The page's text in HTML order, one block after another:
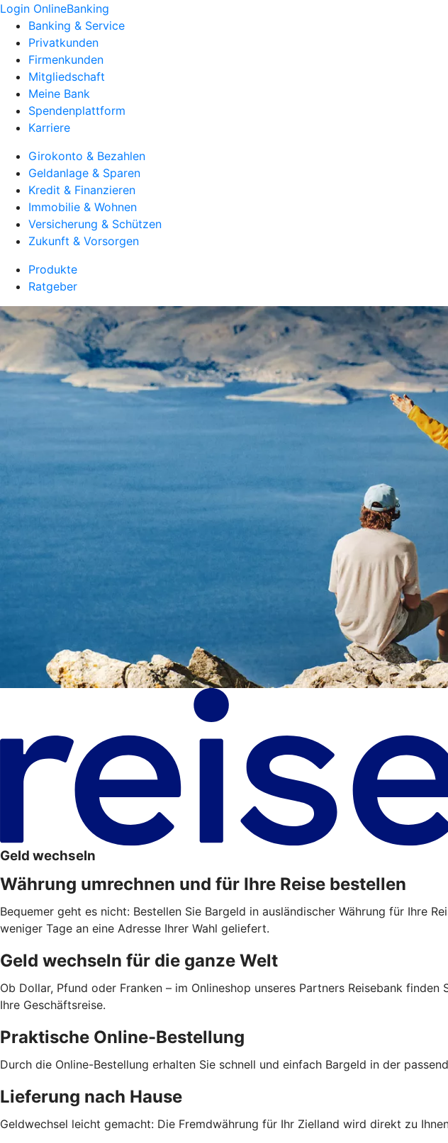
Login OnlineBanking
Banking & Service
Privatkunden
Firmenkunden
Mitgliedschaft
Meine Bank
Spendenplattform
Karriere
Girokonto & Bezahlen
Geldanlage & Sparen
Kredit & Finanzieren
Immobilie & Wohnen
Versicherung & Schützen
Zukunft & Vorsorgen
Produkte
Ratgeber
Geld wechseln
Währung umrechnen und für Ihre Reise bestellen
Bequemer geht es nicht: Bestellen Sie Bargeld in ausländischer Währung für Ihre
weniger Tage an eine Adresse Ihrer Wahl geliefert.
Geld wechseln für die ganze Welt
Ob Dollar, Pfund oder Franken – im Onlineshop unseres Partners Reisebank
Ihre Geschäftsreise.
Praktische Online-Bestellung
Durch die Online-Bestellung erhalten Sie schnell und einfach Bargeld in der
Lieferung nach Hause
Geldwechsel leicht gemacht: Die Fremdwährung für Ihr Zielland wird direkt zu